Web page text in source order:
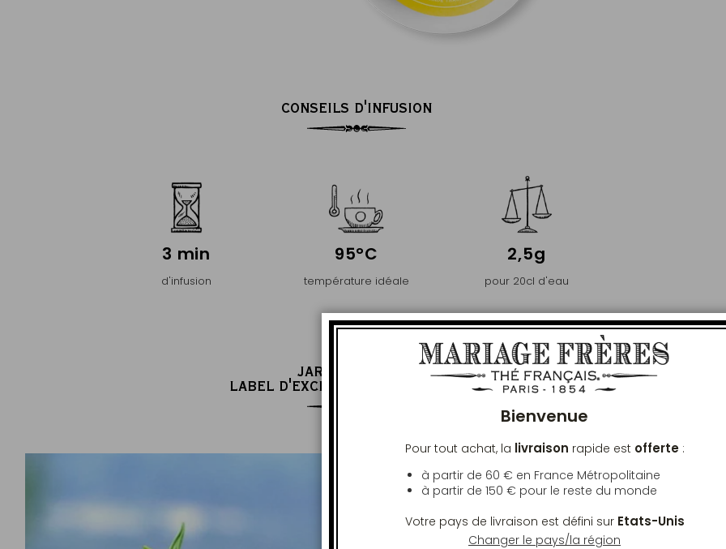
CONSEILS D'INFUSION
3 min
d'infusion
95°C
température idéale
2,5g
pour 20cl d'eau
JARDIN PREMIER
LABEL D'EXCELLENCE ET DE PURETÉ
Bienvenue
Pour tout achat, la livraison rapide est offerte:
à partir de 60 € en France Métropolitaine
à partir de 150 € pour le reste du monde
Votre pays de livraison est défini sur Etats-Unis
Changer le pays/la région